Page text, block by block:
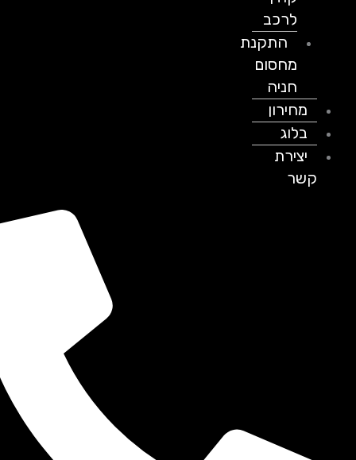
לרכב
התקנת
מחסום
חניה
מחירון
בלוג
יצירת
קשר